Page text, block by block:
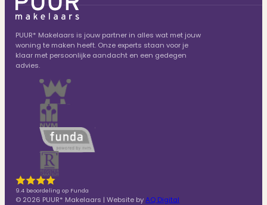
PUUR* Makelaars is jouw partner in alles wat met jouw
woning te maken heeft. Onze experts staan voor je
klaar met persoonlijke aandacht en een gedegen
advies.
9.4 beoordeling op Funda
© 2026 PUUR* Makelaars | Website byAQ Digital